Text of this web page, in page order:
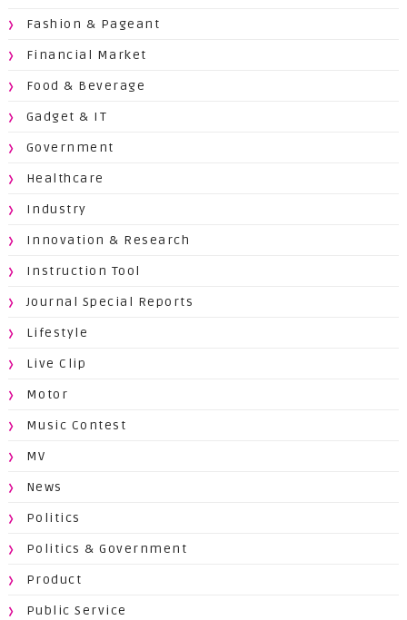
Fashion & Pageant
Financial Market
Food & Beverage
Gadget & IT
Government
Healthcare
Industry
Innovation & Research
Instruction Tool
Journal Special Reports
Lifestyle
Live Clip
Motor
Music Contest
MV
News
Politics
Politics & Government
Product
Public Service